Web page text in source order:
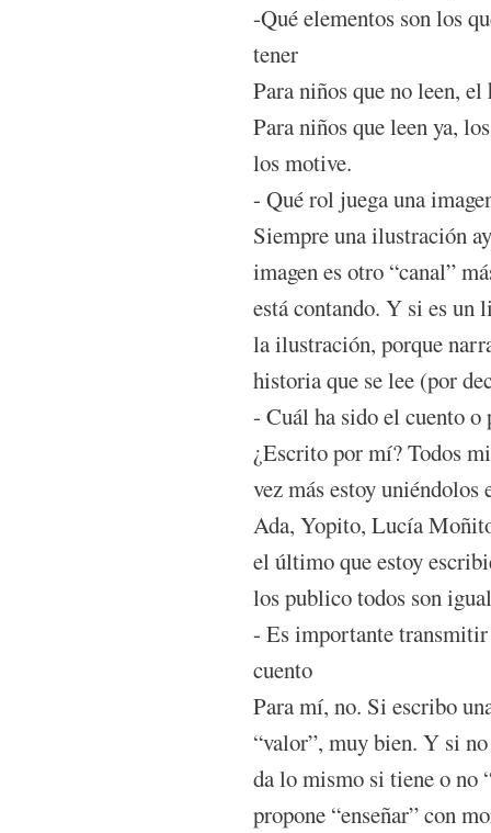
-Qué elementos son los
tener
Para niños que no leen,
Para niños que leen ya,
los motive.
- Qué rol juega una
Siempre una ilustración
imagen es otro “canal”
está contando. Y si es un
la ilustración, porque
historia que se lee (por
- Cuál ha sido el cuento o
¿Escrito por mí? Todos
vez más estoy
Ada, Yopito, Lucía
el último que estoy
los publico todos son
- Es importante transmitir
cuento
Para mí, no. Si escribo
“valor”, muy bien. Y si
da lo mismo si tiene o no
propone “enseñar” con